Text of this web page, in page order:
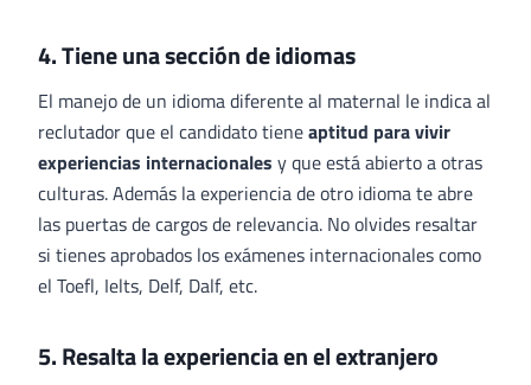
4. Tiene una sección de idiomas
El manejo de un idioma diferente al maternal le indica al
reclutador que el candidato tieneaptitud para vivir
experiencias internacionales y que está abierto a otras
culturas. Además la experiencia de otro idioma te abre
las puertas de cargos de relevancia. No olvides resaltar
si tienes aprobados los exámenes internacionales como
el Toefl, Ielts, Delf, Dalf, etc.
5. Resalta la experiencia en el extranjero